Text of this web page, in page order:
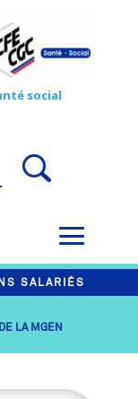
social
SALARIÉS
LA MGEN